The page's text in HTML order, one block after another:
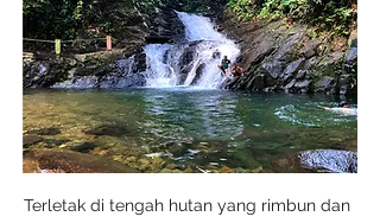
Terletak di tengah hutan yang rimbun dan